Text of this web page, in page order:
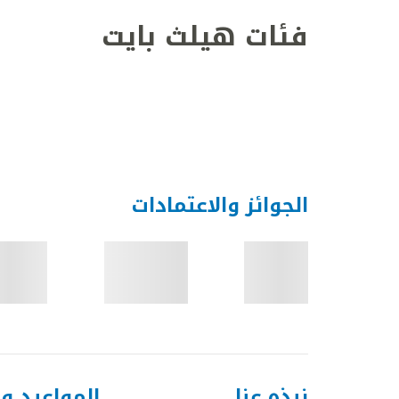
فئات هيلث بايت
الجوائز والاعتمادات